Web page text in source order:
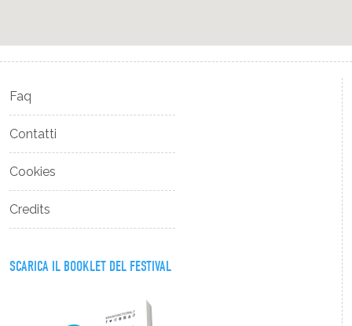
Faq
Contatti
Cookies
Credits
SCARICA IL BOOKLET DEL FESTIVAL